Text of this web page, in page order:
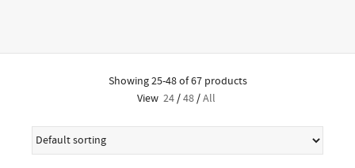
Showing 25-48 of 67 products
View 24/48/All